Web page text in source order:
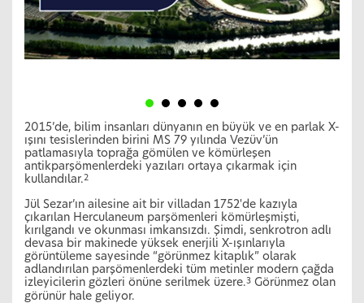
2015’de, bilim insanları dünyanın en büyük ve en parlak X-
ışını tesislerinden birini MS 79 yılında Vezüv’ün
patlamasıyla toprağa gömülen ve kömürleşen
antikparşömenlerdeki yazıları ortaya çıkarmak için
kullandılar.2
Jül Sezar’ın ailesine ait bir villadan 1752'de kazıyla
çıkarılan Herculaneum parşömenleri kömürleşmişti,
kırılgandı ve okunması imkansızdı. Şimdi, senkrotron adlı
devasa bir makinede yüksek enerjili X-ışınlarıyla
görüntüleme sayesinde “görünmez kitaplık” olarak
adlandırılan parşömenlerdeki tüm metinler modern çağda
izleyicilerin gözleri önüne serilmek üzere.3 Görünmez olan
görünür hale geliyor.